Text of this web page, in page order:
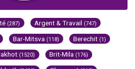
(287) Argent & Travail (747)
Bar-Mitsva (118) Berechit (1)
(1520) Brit-Mila (176)